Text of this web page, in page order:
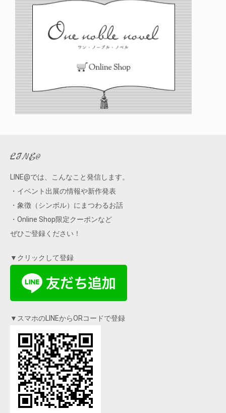
LINE@
LINE@では、こんなこと発信します。
・イベント出展の情報や新作発表
・象徴（シンボル）にまつわるお話
・Online Shop限定クーポンなど
ぜひご登録ください！
▼クリックして登録
▼スマホのLINEからORコードで登録